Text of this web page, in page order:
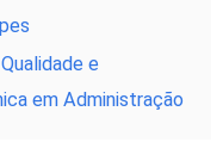
e
em Administração